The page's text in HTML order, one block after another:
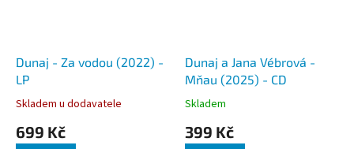
Dunaj - Za vodou (2022) -
LP
Skladem u dodavatele
699 Kč
Dunaj a Jana Vébrová -
Mňau (2025) - CD
Skladem
399 Kč